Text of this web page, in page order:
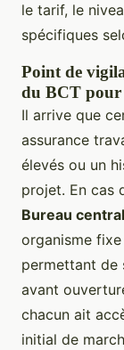
le tarif, le
spécifiques
Point de
du BCT pour
Il arrive que
assurance
élevés ou un
projet. En cas
Bureau
organisme
permettant de
avant
chacun ait
initial de